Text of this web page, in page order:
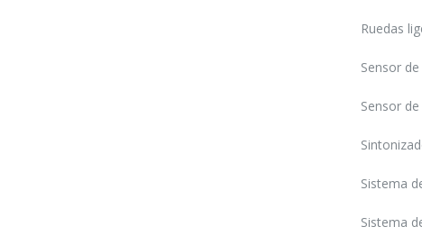
Ruedas
Sensor
Sensor
Sistema
Sistema